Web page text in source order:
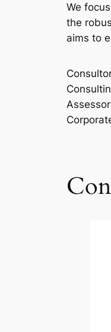
We
the
aims to